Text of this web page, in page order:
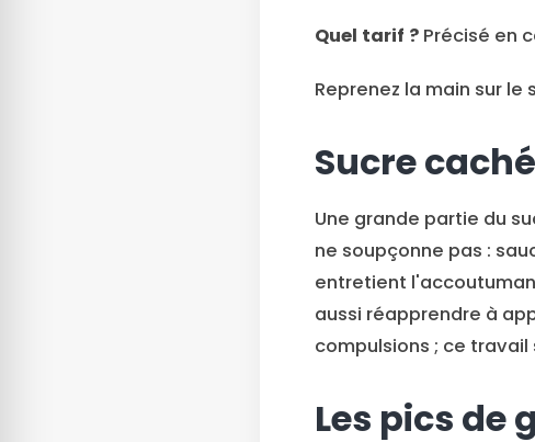
Quel tarif ? Précisé en
Reprenez la main sur le
Sucre
Une grande partie du
ne soupçonne pas :
entretient
aussi réapprendre à
compulsions ; ce
Les pics de